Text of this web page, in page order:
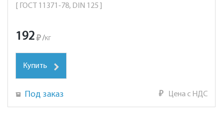
[ ГОСТ 11371-78, DIN 125 ]
192 ₽ /кг
Купить
Под заказ ₽ Цена с НДС